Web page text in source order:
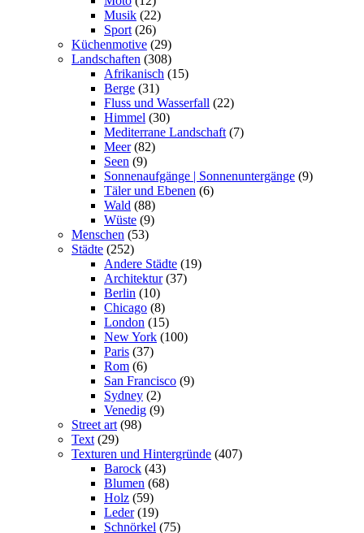
Musik (22)
Sport (26)
Küchenmotive (29)
Landschaften (308)
Afrikanisch (15)
Berge (31)
Fluss und Wasserfall (22)
Himmel (30)
Mediterrane Landschaft (7)
Meer (82)
Seen (9)
Sonnenaufgänge | Sonnenuntergänge (9)
Täler und Ebenen (6)
Wald (88)
Wüste (9)
Menschen (53)
Städte (252)
Andere Städte (19)
Architektur (37)
Berlin (10)
Chicago (8)
London (15)
New York (100)
Paris (37)
Rom (6)
San Francisco (9)
Sydney (2)
Venedig (9)
Street art (98)
Text (29)
Texturen und Hintergründe (407)
Barock (43)
Blumen (68)
Holz (59)
Leder (19)
Schnörkel (75)